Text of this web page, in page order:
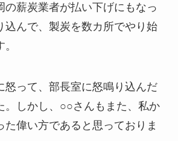
の薪炭業者が払い下げにもなっ
込んで、製炭を数カ所でやり始
怒って、部長室に怒鳴り込んだ
。しかし、○○さんもまた、私か
た偉い方であると思っておりま